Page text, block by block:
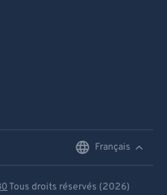
Français
Tous droits réservés (2026)